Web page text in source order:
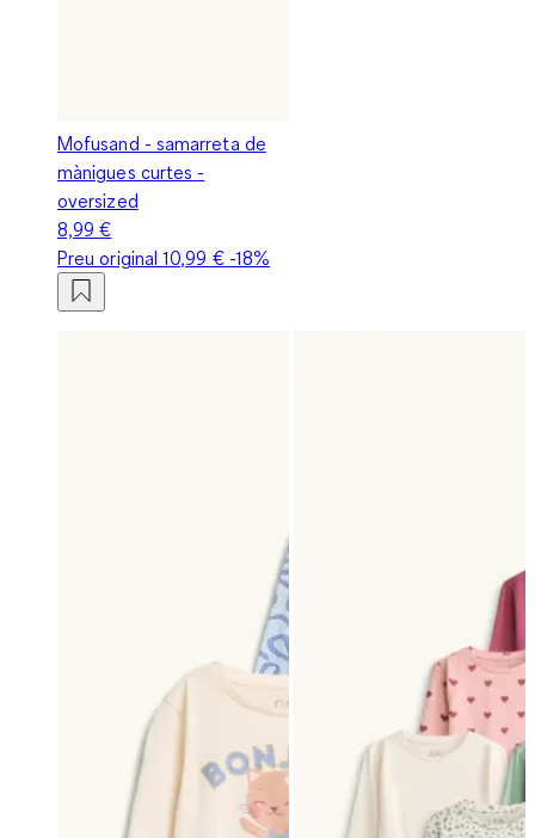
Mofusand - samarreta de
mànigues curtes -
oversized
8,99 €
Preu original10,99 €-18%